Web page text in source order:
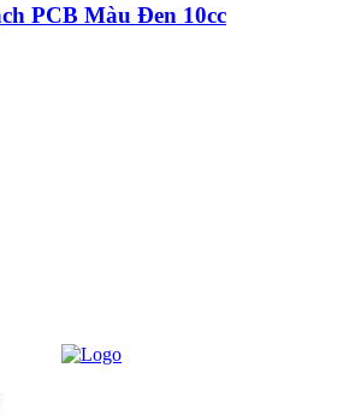
PCB Màu Đen 10cc